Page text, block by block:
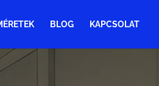
BLOG KAPCSOLAT